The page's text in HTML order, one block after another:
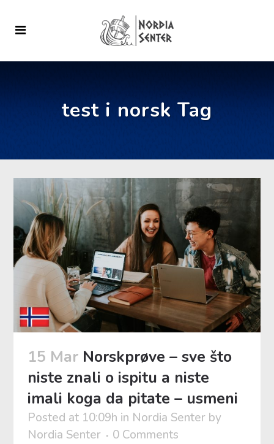
test i norsk Tag
15 Mar Norskprøve – sve što
niste znali o ispitu a niste
imali koga da pitate – usmeni
Posted at 10:09h in Nordia Senter by
Nordia Senter
0 Comments